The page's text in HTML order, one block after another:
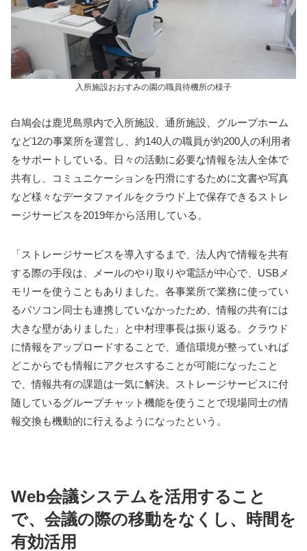
入所施設おおすみの園の職員待機所の様子
白鳩会は鹿児島県内で入所施設、通所施設、グループホーム
など12の事業所を運営し、約140人の職員が約200人の利用者
をサポートしている。日々の活動に必要な情報を法人全体で
共有し、コミュニケーションを円滑にするために文書や写真
など様々なデータファイルをクラウド上で保存できるストレ
ージサービスを2019年から活用している。
「ストレージサービスを導入するまで、法人内で情報を共有
する際の手段は、メールのやり取りや電話が中心で、USBメ
モリーを使うこともありました。各事業所で業務に使ってい
るパソコン同士も連携していなかったため、情報の共有には
大きな壁がありました」と中村理事長は振り返る。クラウド
に情報をアップロードすることで、通信環境が整っていれば
どこからでも情報にアクセスすることが可能になったこと
で、情報共有の課題は一気に解決。ストレージサービスに付
随しているグループチャット機能を使うことで現場同士の情
報交換も機動的に行えるようになったという。
Web会議システムを活用すること
で、会議の際の移動をなくし、時間を
有効活用